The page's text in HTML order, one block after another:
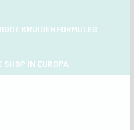
KRUIDENFORMULES
SHOP IN EUROPA